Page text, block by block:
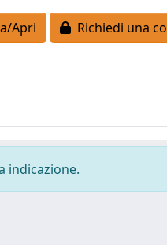
Apri Richiedi una
indicazione.